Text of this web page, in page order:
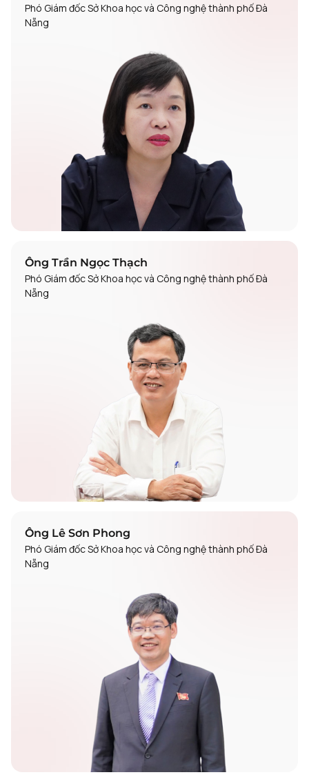
Phó Giám đốc Sở Khoa học và Công nghệ thành phố Đà
Nẵng
Ông Trần Ngọc Thạch
Phó Giám đốc Sở Khoa học và Công nghệ thành phố Đà
Nẵng
Ông Lê Sơn Phong
Phó Giám đốc Sở Khoa học và Công nghệ thành phố Đà
Nẵng